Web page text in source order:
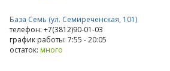
База Семь (ул. Семиреченская, 101)
телефон: +7(3812)90-01-03
график работы: 7:55 - 20:05
остаток: много